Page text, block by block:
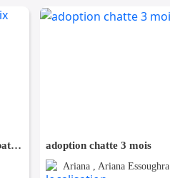
Des films extraordinaire à un prix imbattable adoption chatte 3 mois
Ariana , Ariana Essoughra